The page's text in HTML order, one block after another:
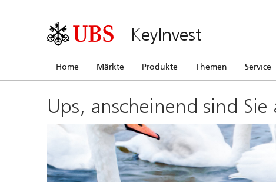
KeyInvest
Home Märkte Produkte Themen Service
Ups, anscheinend sind